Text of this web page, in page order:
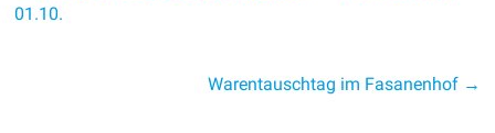
01.10.
Warentauschtag im Fasanenhof →